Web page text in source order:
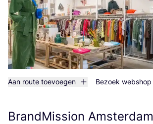
Aan route toevoegen Bezoek webshop
BrandMission Amsterdam